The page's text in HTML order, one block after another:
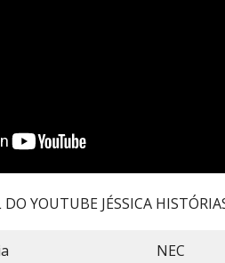
YOUTUBE JÉSSICA
NEC